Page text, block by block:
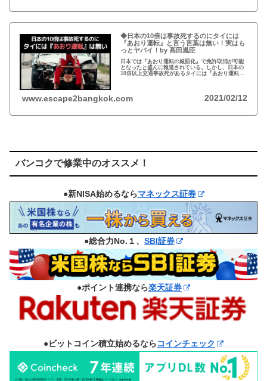
◆日本の10倍は事故死するのにタイには
『あおり運転』と言う言葉は無い！実はも
っとヤバイ！by 高田胤臣
日本では『あおり運転の厳罰化』で免許取消が可能
となったと盛んに報道されている。しかし、日本の
10倍以上交通事故死があるタイには『あおり運転』
www.escape2bangkok.com 2021/02/12
バンコクで修業中のオススメ！
●新NISA始めるならマネックス証券
●総合力No.１、 SBI証券
●ポイント連携なら楽天証券
●ビットコイン積立始めるならコインチェック